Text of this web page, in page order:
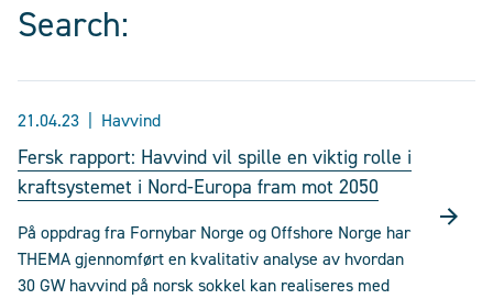
Search:
21.04.23 Havvind
Fersk rapport: Havvind vil spille en viktig rolle i
kraftsystemet i Nord-Europa fram mot 2050
På oppdrag fra Fornybar Norge og Offshore Norge har
THEMA gjennomført en kvalitativ analyse av hvordan
30 GW havvind på norsk sokkel kan realiseres med